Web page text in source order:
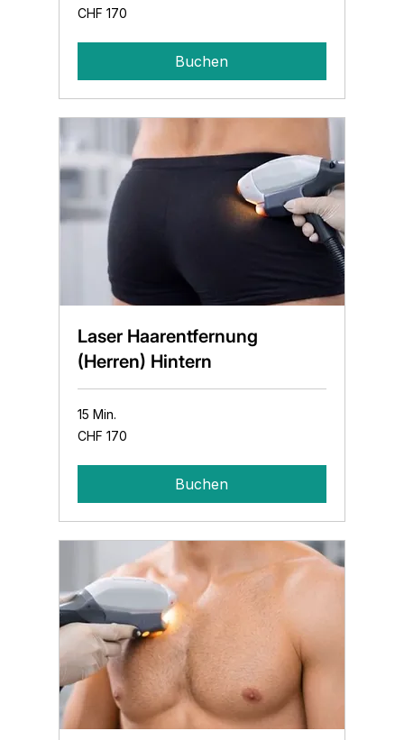
170
Schweizer
CHF 170
Buchen
Laser Haarentfernung
(Herren) Hintern
15 Min.
170
Schweizer
CHF 170
Buchen